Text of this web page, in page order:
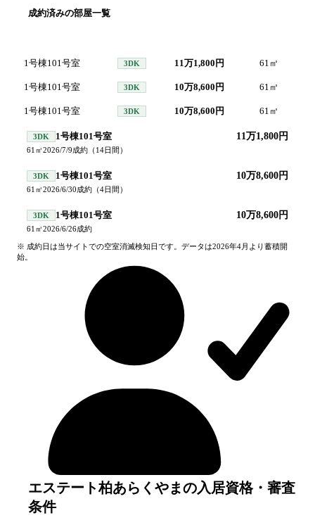
成約済みの部屋一覧
1号棟101号室 3DK 11万1,800円 61 ㎡
1号棟101号室 3DK 10万8,600円 61 ㎡
1号棟101号室 3DK 10万8,600円 61 ㎡
3DK 1号棟101号室 11万1,800円
61 ㎡2026/7/9成約 （14日間）
3DK 1号棟101号室 10万8,600円
61 ㎡2026/6/30成約 （4日間）
3DK 1号棟101号室 10万8,600円
61 ㎡2026/6/26成約
※ 成約日は当サイトでの空室消滅検知日です。データは2026年4月より蓄積開
始。
エステート柏あらくやまの入居資格・審査
条件